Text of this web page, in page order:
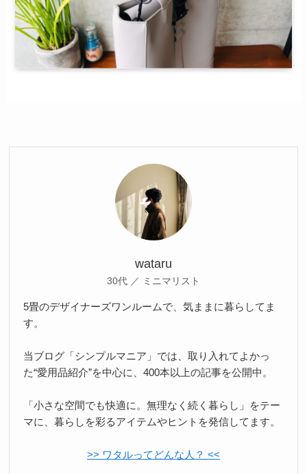
wataru
30代 ／ ミニマリスト
5畳のデザイナーズワンルームで、気ままに暮らしてま
す。
当ブログ「シンプルマニア」では、取り入れてよかっ
た“愛用品紹介”を中心に、400本以上の記事を公開中。
「小さな空間でも快適に。無理なく続く暮らし」をテー
マに、暮らしを彩るアイテムやヒントを発信してます。
>> ワタルってどんな人？ <<